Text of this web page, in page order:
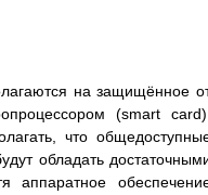
на защищённое
(smart card),
что
обладать
аппаратное